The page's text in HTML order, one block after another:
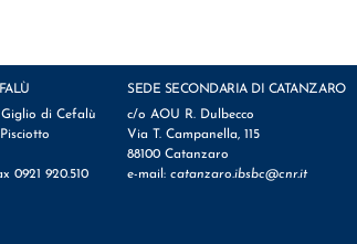
di Cefalù
0921 920.510
SEDE SECONDARIA DI CATANZARO
c/o AOU R. Dulbecco
Via T. Campanella, 115
88100 Catanzaro
e-mail: catanzaro.ibsbc@cnr.it